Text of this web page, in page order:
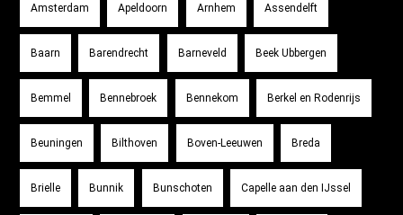
Amsterdam Apeldoorn Arnhem Assendelft
Baarn Barendrecht Barneveld Beek Ubbergen
Bemmel Bennebroek Bennekom Berkel en Rodenrijs
Beuningen Bilthoven Boven-Leeuwen Breda
Brielle Bunnik Bunschoten Capelle aan den IJssel